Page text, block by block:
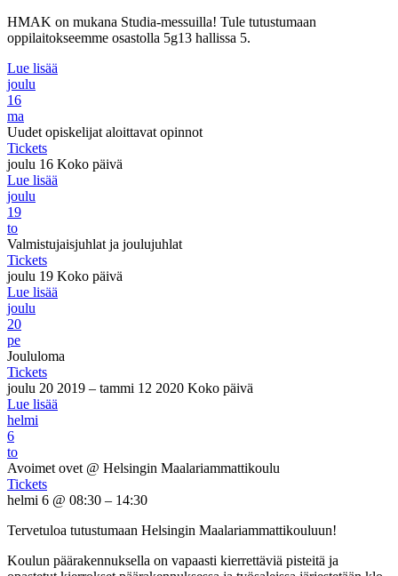
HMAK on mukana Studia-messuilla! Tule tutustumaan
oppilaitokseemme osastolla 5g13 hallissa 5.
Lue lisää
joulu
16
ma
Uudet opiskelijat aloittavat opinnot
Tickets
joulu 16 Koko päivä
Lue lisää
joulu
19
to
Valmistujaisjuhlat ja joulujuhlat
Tickets
joulu 19 Koko päivä
Lue lisää
joulu
20
pe
Joululoma
Tickets
joulu 20 2019 – tammi 12 2020 Koko päivä
Lue lisää
helmi
6
to
Avoimet ovet @ Helsingin Maalariammattikoulu
Tickets
helmi 6 @ 08:30 – 14:30
Tervetuloa tutustumaan Helsingin Maalariammattikouluun!
Koulun päärakennuksella on vapaasti kierrettäviä pisteitä ja